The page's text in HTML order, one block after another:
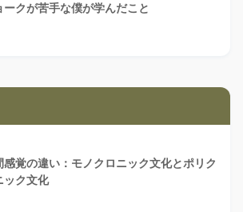
ークが苦手な僕が学んだこと
感覚の違い：モノクロニック文化とポリク
ック文化